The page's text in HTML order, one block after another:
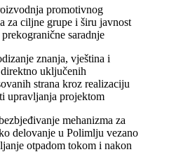
promotivnog
za ciljne grupe i širu javnost
saradnje
znanja, vještina i
uključenih
strana kroz realizaciju
upravljanja projektom
mehanizma za
delovanje u Polimlju vezano
otpadom tokom i nakon